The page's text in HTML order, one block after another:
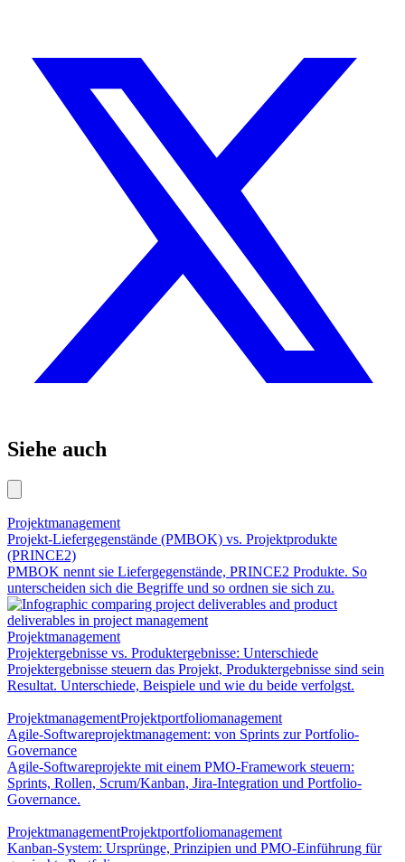
Siehe auch
Projektmanagement
Projekt-Liefergegenstände (PMBOK) vs. Projektprodukte
(PRINCE2)
PMBOK nennt sie Liefergegenstände, PRINCE2 Produkte. So
unterscheiden sich die Begriffe und so ordnen sie sich zu.
Projektmanagement
Projektergebnisse vs. Produktergebnisse: Unterschiede
Projektergebnisse steuern das Projekt, Produktergebnisse sind sein
Resultat. Unterschiede, Beispiele und wie du beide verfolgst.
ProjektmanagementProjektportfoliomanagement
Agile-Softwareprojektmanagement: von Sprints zur Portfolio-
Governance
Agile-Softwareprojekte mit einem PMO-Framework steuern:
Sprints, Rollen, Scrum/Kanban, Jira-Integration und Portfolio-
Governance.
ProjektmanagementProjektportfoliomanagement
Kanban-System: Ursprünge, Prinzipien und PMO-Einführung für